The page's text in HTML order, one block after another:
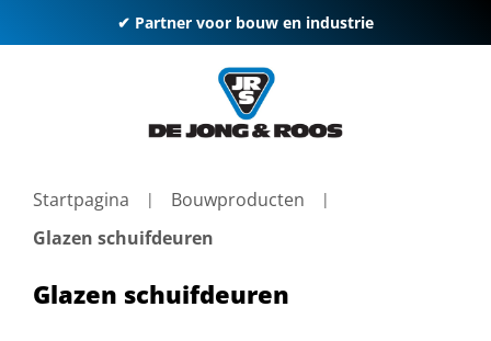
✔ Partner voor bouw en industrie
Startpagina
Bouwproducten
Glazen schuifdeuren
Glazen schuifdeuren